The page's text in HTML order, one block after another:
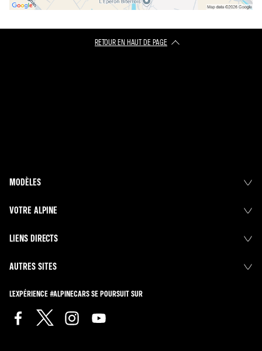
RETOUR EN HAUT DE PAGE​
MODÈLES
VOTRE ALPINE
LIENS DIRECTS
AUTRES SITES
L'EXPÉRIENCE #ALPINECARS SE POURSUIT SUR